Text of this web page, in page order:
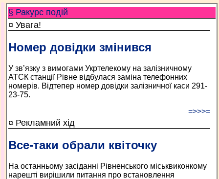
§ Ракурс подій
¤ Увага!
Номер довідки змінився
У зв’язку з вимогами Укртелекому на залізничному
АТСК станції Рівне відбулася заміна телефонних
номерів. Відтепер номер довідки залізничної каси 291-
23-75.
=>>>=
¤ Рекламний хід
Все-таки обрали квіточку
На останньому засіданні Рівненського міськвиконкому
нарешті вирішили питання про встановлення